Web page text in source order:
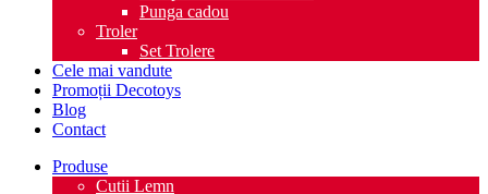
Punga cadou
Troler
Set Trolere
Cele mai vandute
Promoții Decotoys
Blog
Contact
Produse
Cutii Lemn